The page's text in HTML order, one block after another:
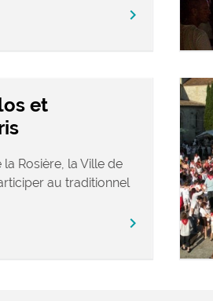
chevron_right
et
Rosière, la Ville de
au traditionnel
chevron_right